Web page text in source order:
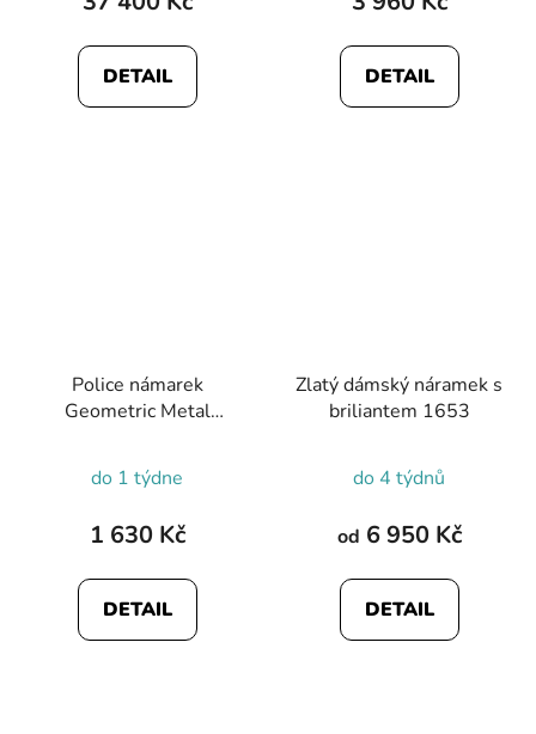
DETAIL
5,0
z
DETAIL
Police námarek
Geometric Metal
do 1 týdne
1 630 Kč
DETAIL
Zlatý dámský náramek s
briliantem 1653
hodnocení
produktu
5,0
z
do 4 týdnů
od 6 950 Kč
DETAIL